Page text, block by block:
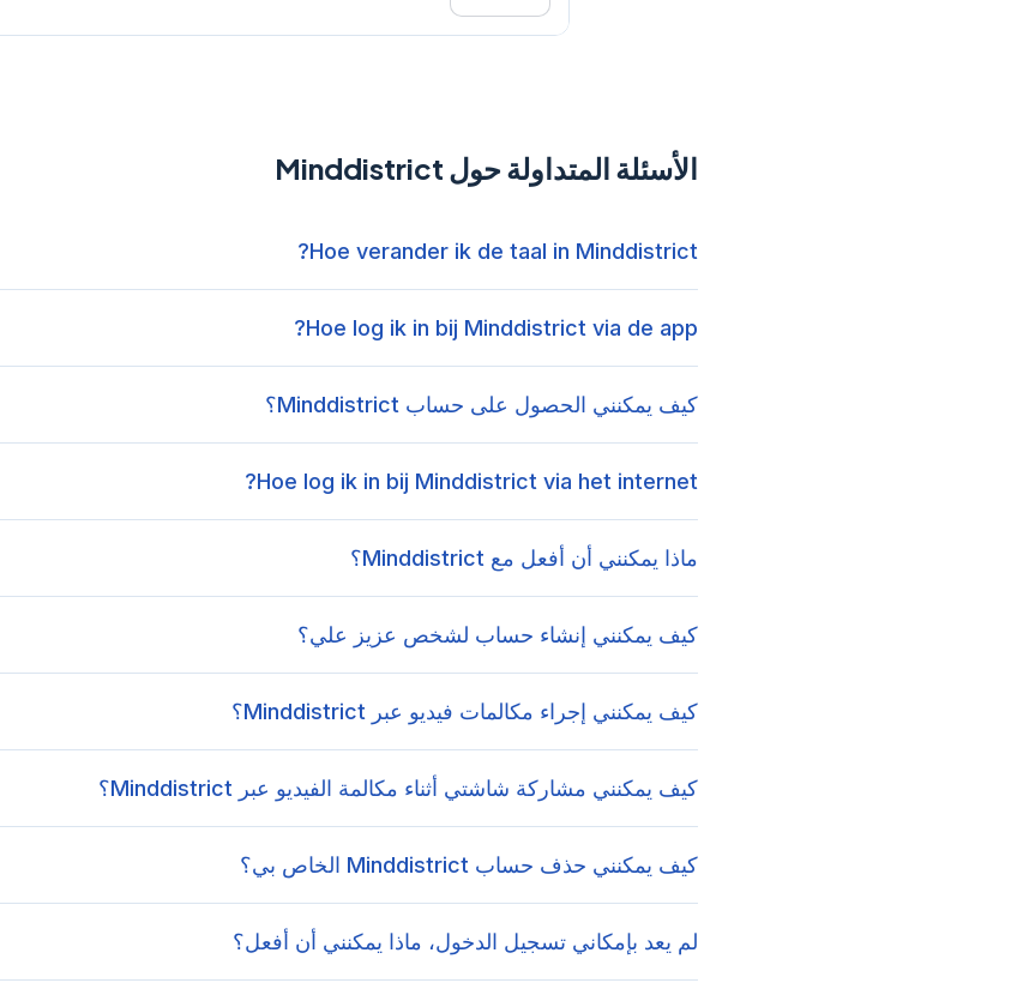
الأسئلة المتداولة حول Minddistrict
Hoe verander ik de taal in Minddistrict?
Hoe log ik in bij Minddistrict via de app?
كيف يمكنني الحصول على حساب Minddistrict؟
Hoe log ik in bij Minddistrict via het internet?
ماذا يمكنني أن أفعل مع Minddistrict؟
كيف يمكنني إنشاء حساب لشخص عزيز علي؟
كيف يمكنني إجراء مكالمات فيديو عبر Minddistrict؟
كيف يمكنني مشاركة شاشتي أثناء مكالمة الفيديو عبر Minddistrict؟
كيف يمكنني حذف حساب Minddistrict الخاص بي؟
لم يعد بإمكاني تسجيل الدخول، ماذا يمكنني أن أفعل؟